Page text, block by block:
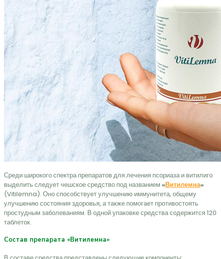
Среди широкого спектра препаратов для лечения псориаза и витилиго
выделить следует чешское средство под названием «Витилемна«
(Vitilemna). Оно способствует улучшению иммунитета, общему
улучшению состояния здоровья, а также помогает противостоять
простудным заболеваниям. В одной упаковке средства содержится 120
таблеток.
Состав препарата «Витилемна»